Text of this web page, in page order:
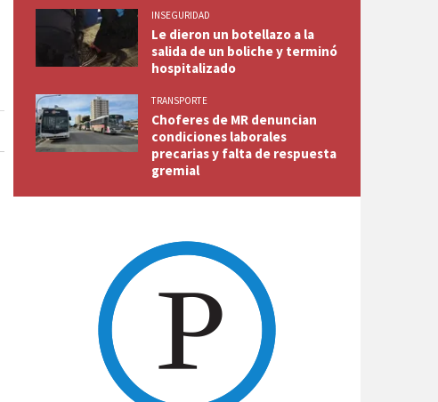
INSEGURIDAD
Le dieron un botellazo a la
salida de un boliche y terminó
hospitalizado
TRANSPORTE
Choferes de MR denuncian
condiciones laborales
precarias y falta de respuesta
gremial